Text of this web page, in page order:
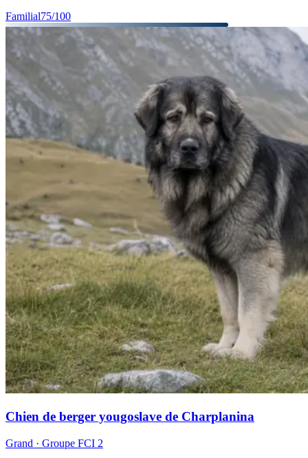
Familial75/100
Chien de berger yougoslave de Charplanina
Grand · Groupe FCI 2